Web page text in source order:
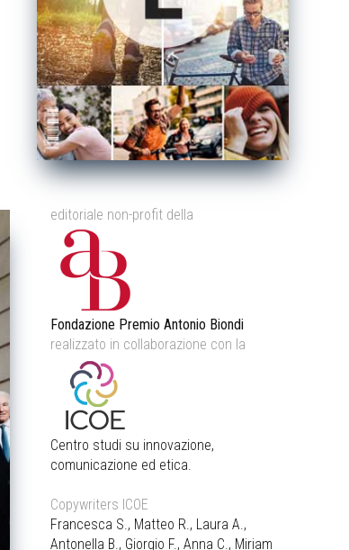
editoriale non-profit della
Fondazione Premio Antonio Biondi
realizzato in collaborazione con la
Centro studi su innovazione,
comunicazione ed etica.
Copywriters ICOE
Francesca S., Matteo R., Laura A.,
Antonella B., Giorgio F., Anna C., Miriam